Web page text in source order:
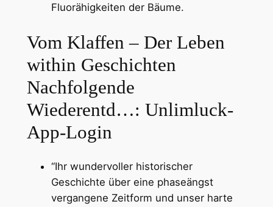
Fluorähigkeiten der Bäume.
Vom Klaffen – Der Leben
within Geschichten
Nachfolgende
Wiederentd…: Unlimluck-
App-Login
“Ihr wundervoller historischer
Geschichte über eine phaseängst
vergangene Zeitform und unser harte